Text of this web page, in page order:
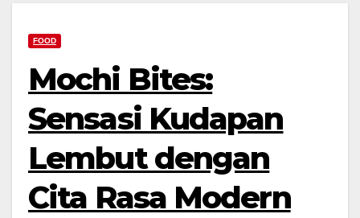
FOOD
Mochi Bites:
Sensasi Kudapan
Lembut dengan
Cita Rasa Modern